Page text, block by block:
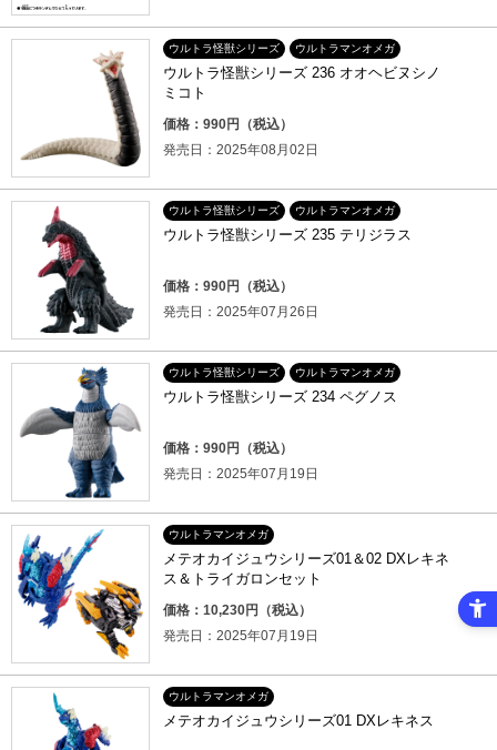
ウルトラ怪獣シリーズ ウルトラマンオメガ
ウルトラ怪獣シリーズ 236 オオヘビヌシノ
ミコト
価格：990円（税込）
発売日：2025年08月02日
ウルトラ怪獣シリーズ ウルトラマンオメガ
ウルトラ怪獣シリーズ 235 テリジラス
価格：990円（税込）
発売日：2025年07月26日
ウルトラ怪獣シリーズ ウルトラマンオメガ
ウルトラ怪獣シリーズ 234 ペグノス
価格：990円（税込）
発売日：2025年07月19日
ウルトラマンオメガ
メテオカイジュウシリーズ01＆02 DXレキネ
ス＆トライガロンセット
価格：10,230円（税込）
発売日：2025年07月19日
ウルトラマンオメガ
メテオカイジュウシリーズ01 DXレキネス